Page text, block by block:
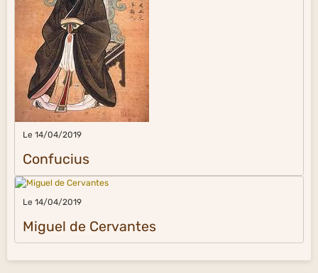
Le 14/04/2019
Confucius
Le 14/04/2019
Miguel de Cervantes